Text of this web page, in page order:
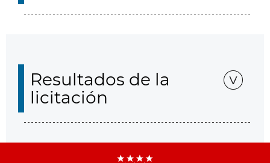
Resultados de la
licitación